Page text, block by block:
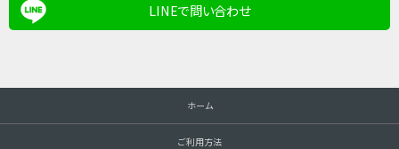
LINEで問い合わせ
ホーム
ご利用方法